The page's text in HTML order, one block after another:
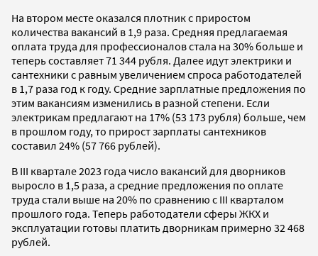
На втором месте оказался плотник с приростом
количества вакансий в 1,9 раза. Средняя предлагаемая
оплата труда для профессионалов стала на 30% больше и
теперь составляет 71 344 рубля. Далее идут электрики и
сантехники с равным увеличением спроса работодателей
в 1,7 раза год к году. Средние зарплатные предложения по
этим вакансиям изменились в разной степени. Если
электрикам предлагают на 17% (53 173 рубля) больше, чем
в прошлом году, то прирост зарплаты сантехников
составил 24% (57 766 рублей).
В III квартале 2023 года число вакансий для дворников
выросло в 1,5 раза, а средние предложения по оплате
труда стали выше на 20% по сравнению с III кварталом
прошлого года. Теперь работодатели сферы ЖКХ и
эксплуатации готовы платить дворникам примерно 32 468
рублей.